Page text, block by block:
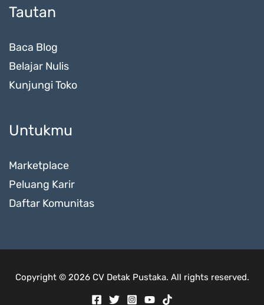
Tautan
Baca Blog
Belajar Nulis
Kunjungi Toko
Untukmu
Marketplace
Peluang Karir
Daftar Komunitas
Copyright © 2026 CV Detak Pustaka. All rights reserved.